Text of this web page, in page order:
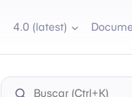
4.0 (latest)